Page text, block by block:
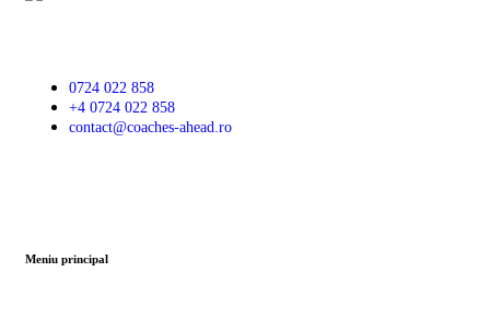
0724 022 858
+4 0724 022 858
contact@coaches-ahead.ro
Meniu principal